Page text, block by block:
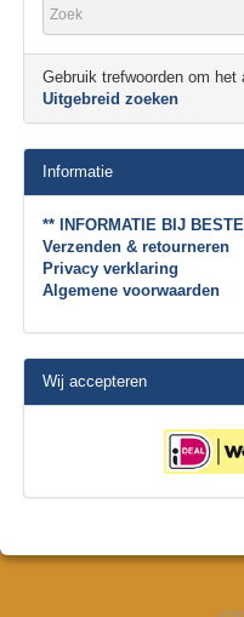
Gebruik trefwoorden om het
Uitgebreid zoeken
Informatie
** INFORMATIE BIJ
Verzenden & retourneren
Privacy verklaring
Algemene voorwaarden
Wij accepteren